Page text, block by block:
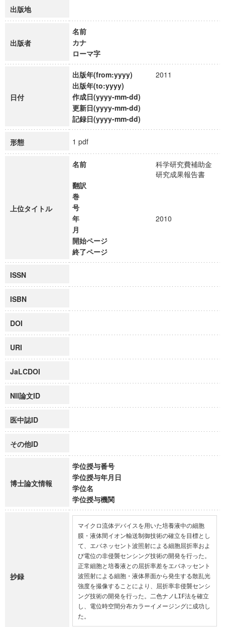
出版地
出版者
名前
カナ
ローマ字
日付
出版年(from:yyyy)
2011
出版年(to:yyyy)
作成日(yyyy-mm-dd)
更新日(yyyy-mm-dd)
記録日(yyyy-mm-dd)
形態 1 pdf
上位タイトル
名前
科学研究費補助金
研究成果報告書
翻訳
巻
号
年
2010
月
開始ページ
終了ページ
ISSN
ISBN
DOI
URI
JaLCDOI
NII論文ID
医中誌ID
その他ID
博士論文情報
学位授与番号
学位授与年月日
学位名
学位授与機関
抄録
マイクロ流体デバイスを用いた培養液中の細胞
膜・液体間イオン輸送制御技術の確立を目標とし
て、エバネッセント波照射による細胞屈折率およ
び電位の非侵襲センシング技術の開発を行った。
正常細胞と培養液との屈折率差をエバネッセント
波照射による細胞・液体界面から発生する散乱光
強度を撮像することにより、屈折率非侵襲センシ
ング技術の開発を行った。二色ナノLIF法を確立
し、電位時空間分布カラーイメージングに成功し
た。